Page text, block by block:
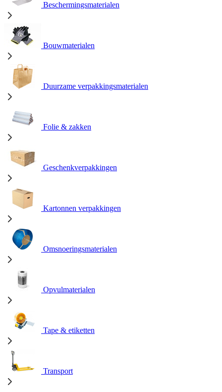
Beschermingsmaterialen
Bouwmaterialen
Duurzame verpakkingsmaterialen
Folie & zakken
Geschenkverpakkingen
Kartonnen verpakkingen
Omsnoeringsmaterialen
Opvulmaterialen
Tape & etiketten
Transport